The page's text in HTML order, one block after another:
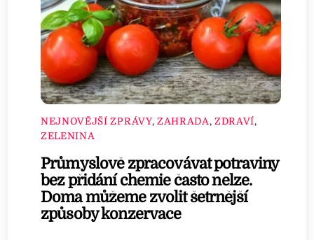
NEJNOVĚJŠÍ ZPRÁVY, ZAHRADA , ZDRAVÍ,
ZELENINA
Průmyslově zpracovávat potraviny
bez přidání chemie často nelze.
Doma můžeme zvolit šetrnější
způsoby konzervace